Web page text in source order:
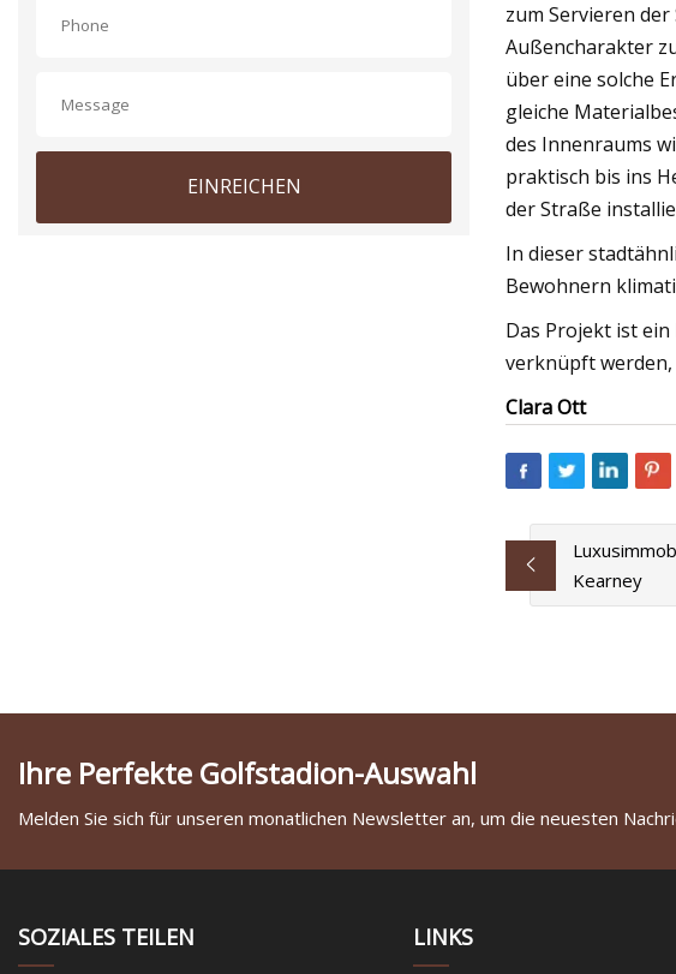
EINREICHEN
zum Servieren
Außencharakter
über eine solche
gleiche
des Innenraums
praktisch bis ins
der Straße
In dieser
Bewohnern
Das Projekt ist
verknüpft
Clara Ott
Kearney
Ihre Perfekte Golfstadion-Auswahl
Melden Sie sich für unseren monatlichen Newsletter an, um die neuesten
SOZIALES TEILEN LINKS